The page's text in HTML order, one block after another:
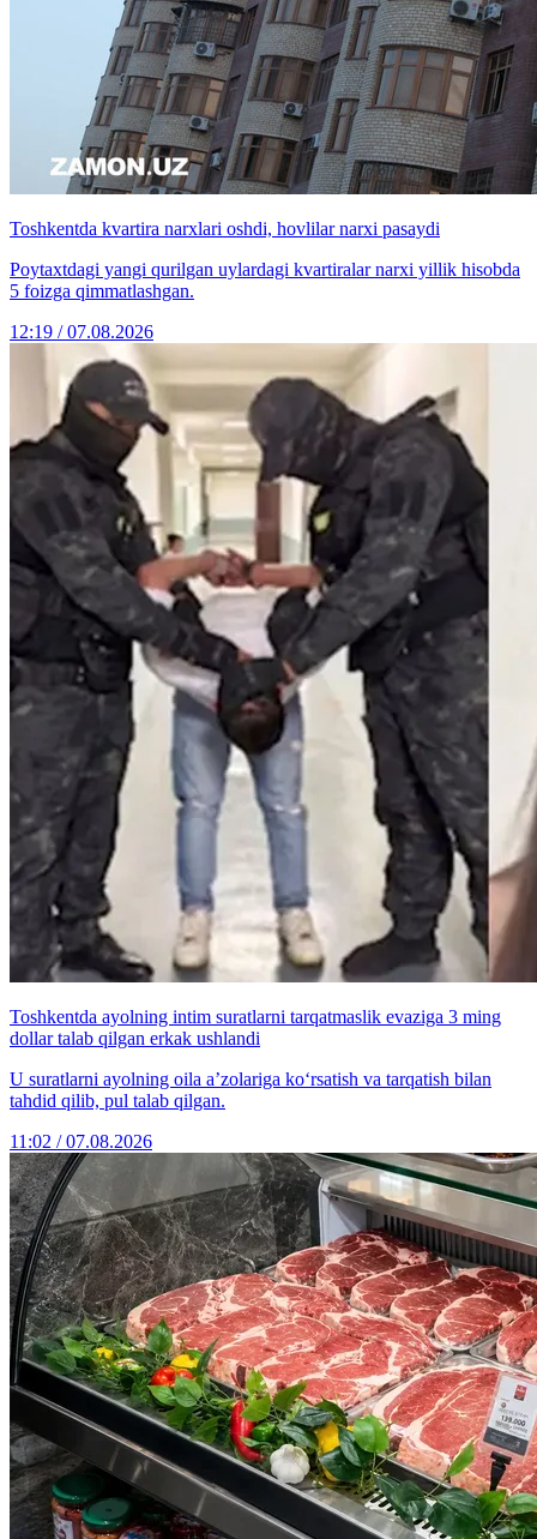
Toshkentda kvartira narxlari oshdi, hovlilar narxi pasaydi
Poytaxtdagi yangi qurilgan uylardagi kvartiralar narxi yillik hisobda
5 foizga qimmatlashgan.
12:19 / 07.08.2026
Toshkentda ayolning intim suratlarni tarqatmaslik evaziga 3 ming
dollar talab qilgan erkak ushlandi
U suratlarni ayolning oila a’zolariga ko‘rsatish va tarqatish bilan
tahdid qilib, pul talab qilgan.
11:02 / 07.08.2026